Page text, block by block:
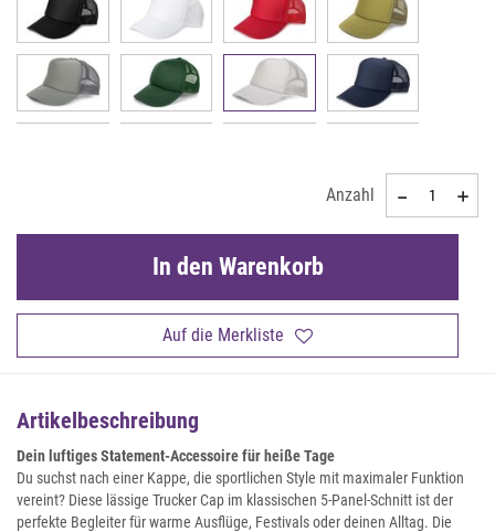
Anzahl
Auf die Merkliste
In den Warenkorb
Artikelbeschreibung
Dein luftiges Statement-Accessoire für heiße Tage
Du suchst nach einer Kappe, die sportlichen Style mit maximaler Funktion
vereint? Diese lässige Trucker Cap im klassischen 5-Panel-Schnitt ist der
perfekte Begleiter für warme Ausflüge, Festivals oder deinen Alltag. Die